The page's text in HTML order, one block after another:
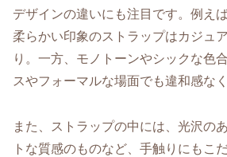
デザインの違いにも注目です。例え
柔らかい印象のストラップはカジュ
り。一方、モノトーンやシックな色
スやフォーマルな場面でも違和感な
また、ストラップの中には、光沢の
トな質感のものなど、手触りにもこ